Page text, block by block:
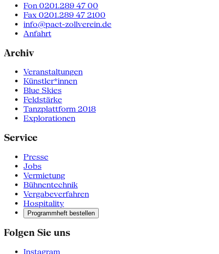
Fon 0201.289 47 00
Fax 0201.289 47 2100
info@pact-zollverein.de
Anfahrt
Archiv
Veranstaltungen
Künstler*innen
Blue Skies
Feldstärke
Tanzplattform 2018
Explorationen
Service
Presse
Jobs
Vermietung
Bühnentechnik
Vergabeverfahren
Hospitality
Programmheft bestellen
Folgen Sie uns
Instagram